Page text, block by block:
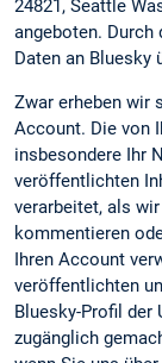
24821, Seattle
angeboten. Durch
Daten an Bluesky
Zwar erheben wir
Account. Die von
insbesondere Ihr
veröffentlichten
verarbeitet, als
kommentieren
Ihren Account
veröffentlichten
Bluesky-Profil der
zugänglich